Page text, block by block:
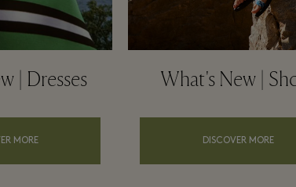
| Dresses
MORE
What's New |
DISCOVER MORE